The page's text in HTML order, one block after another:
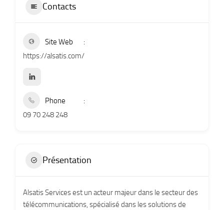
Contacts
Site Web
https://alsatis.com/
Phone
09 70 248 248
Présentation
Alsatis Services est un acteur majeur dans le secteur des
télécommunications, spécialisé dans les solutions de